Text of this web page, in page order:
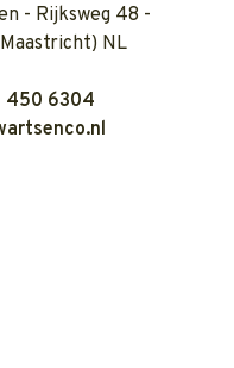
- Rijksweg 48 -
NL
450 6304